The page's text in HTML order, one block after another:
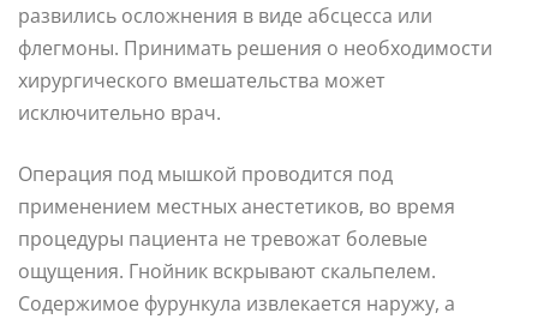
развились осложнения в виде абсцесса или
флегмоны. Принимать решения о необходимости
хирургического вмешательства может
исключительно врач.
Операция под мышкой проводится под
применением местных анестетиков, во время
процедуры пациента не тревожат болевые
ощущения. Гнойник вскрывают скальпелем.
Содержимое фурункула извлекается наружу, а